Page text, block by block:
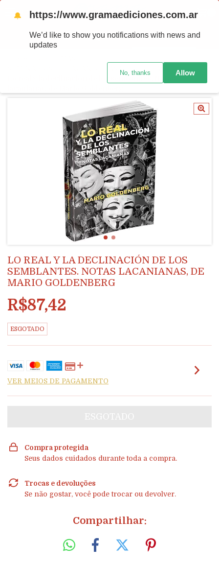
MENU
PRODUTOS
SEMINARIOS DE LACAN: GUÍAS Y LECTURAS
Lo real y la declinación de los semblantes. Notas
LO REAL Y LA DECLINACIÓN DE LOS
SEMBLANTES. NOTAS LACANIANAS, DE
MARIO GOLDENBERG
R$87,42
ESGOTADO
VER MEIOS DE PAGAMENTO
Compra protegida
Seus dados cuidados durante toda a compra.
Trocas e devoluções
Se não gostar, você pode trocar ou devolver.
Compartilhar:
🔔 https://www.gramaediciones.com.ar
We’d like to show you notifications with news and
updates
No, thanks Allow